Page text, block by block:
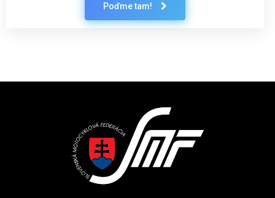
Poďme tam!